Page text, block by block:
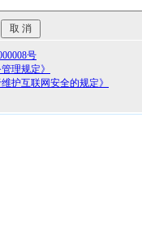
号
理规定》
护互联网安全的规定》